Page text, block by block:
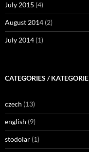
July 2015 (4)
August 2014 (2)
July 2014 (1)
CATEGORIES / KATEGORIE
czech (13)
english (9)
stodolar (1)